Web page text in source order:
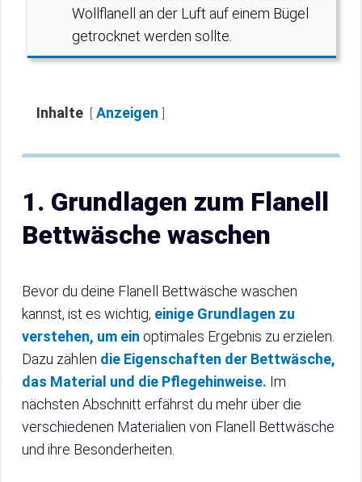
Wollflanell an der Luft auf einem Bügel
getrocknet werden sollte.
Inhalte Anzeigen
1. Grundlagen zum Flanell
Bettwäsche waschen
Bevor du deine Flanell Bettwäsche waschen
kannst, ist es wichtig, einige Grundlagen zu
verstehen, um ein optimales Ergebnis zu erzielen.
Dazu zählen die Eigenschaften der Bettwäsche,
das Material und die Pflegehinweise. Im
nächsten Abschnitt erfährst du mehr über die
verschiedenen Materialien von Flanell Bettwäsche
und ihre Besonderheiten.